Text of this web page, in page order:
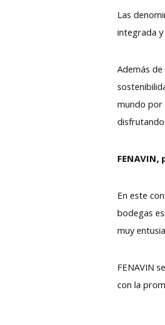
Las
integrada
Además
mundo por
En este
bodegas
muy
FENAVIN
con la